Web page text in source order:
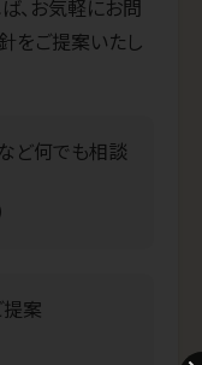
、お気軽にお問
をご提案いたし
ど何でも相談
案